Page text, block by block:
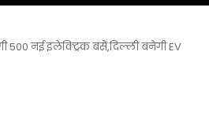
500 नई इलेक्ट्रिक बसें,दिल्ली बनेगी EV